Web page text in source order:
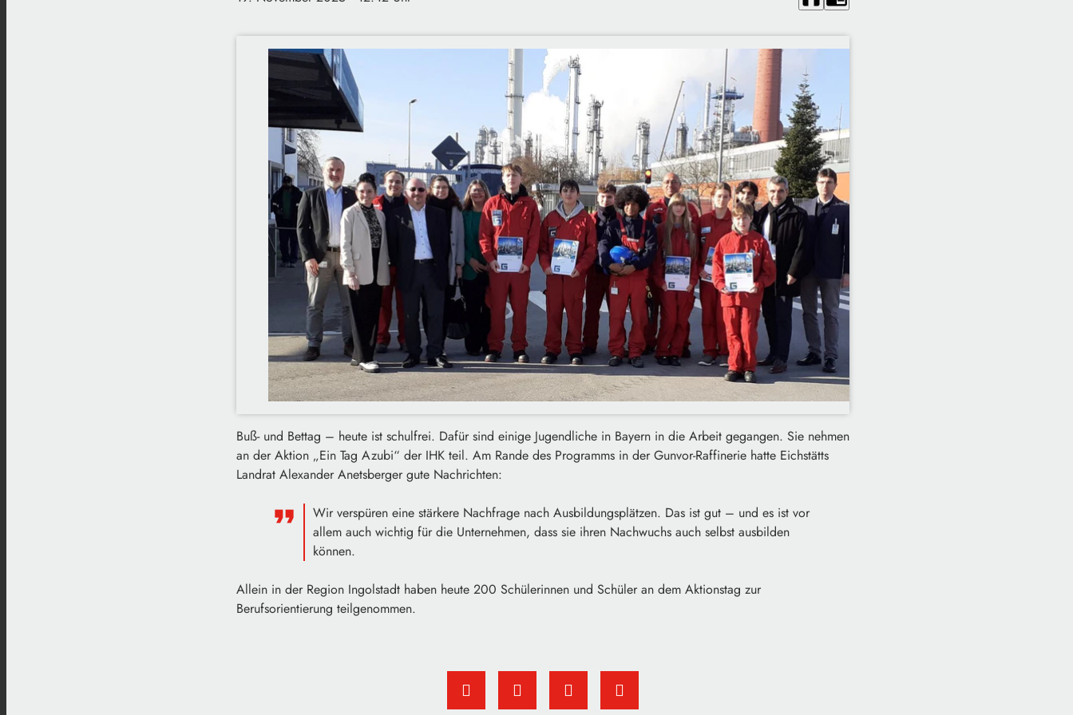
Buß- und Bettag – heute ist schulfrei. Dafür sind einige Jugendliche in Bayern in die Arbeit gegangen. Sie nehmen
an der Aktion „Ein Tag Azubi“ der IHK teil. Am Rande des Programms in der Gunvor-Raffinerie hatte Eichstätts
Landrat Alexander Anetsberger gute Nachrichten:
Wir verspüren eine stärkere Nachfrage nach Ausbildungsplätzen. Das ist gut – und es ist vor
allem auch wichtig für die Unternehmen, dass sie ihren Nachwuchs auch selbst ausbilden
können.
Allein in der Region Ingolstadt haben heute 200 Schülerinnen und Schüler an dem Aktionstag zur
Berufsorientierung teilgenommen.